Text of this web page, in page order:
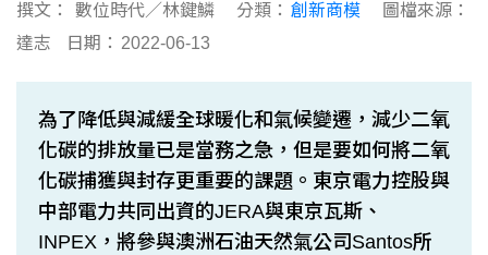
撰文： 數位時代／林鍵鱗 分類： 創新商模
圖檔來源：
達志
日期： 2022-06-13
為了降低與減緩全球暖化和氣候變遷，減少二氧
化碳的排放量已是當務之急，但是要如何將二氧
化碳捕獲與封存更重要的課題。東京電力控股與
中部電力共同出資的JERA與東京瓦斯、
INPEX，將參與澳洲石油天然氣公司Santos所